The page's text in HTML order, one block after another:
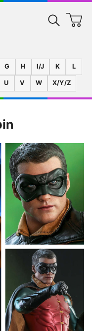
G H I/J K L
U V W X/Y/Z